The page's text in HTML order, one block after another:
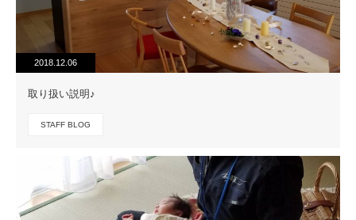
2018.12.06
取り扱い説明♪
STAFF BLOG